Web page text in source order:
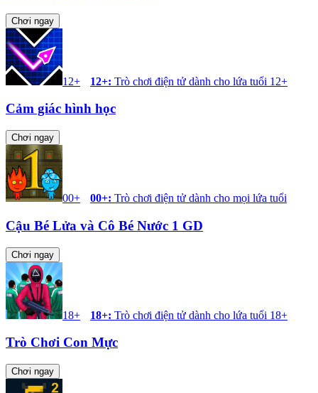
Chơi ngay
12+ 12+: Trò chơi điện tử dành cho lứa tuổi 12+
Cảm giác hình học
Chơi ngay
00+ 00+: Trò chơi điện tử dành cho mọi lứa tuổi
Cậu Bé Lửa và Cô Bé Nước 1 GD
Chơi ngay
18+ 18+: Trò chơi điện tử dành cho lứa tuổi 18+
Trò Chơi Con Mực
Chơi ngay